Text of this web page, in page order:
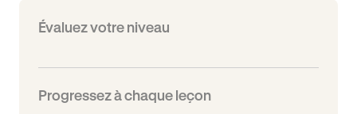
Évaluez votre niveau
Progressez à chaque leçon